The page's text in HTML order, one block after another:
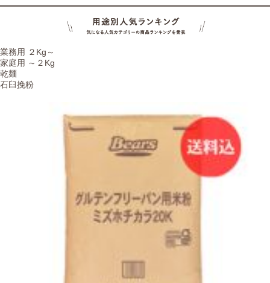
業務用 ２Kg～
家庭用 ～２Kg
乾麺
石臼挽粉